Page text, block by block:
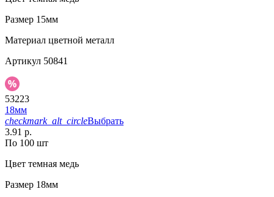
Размер 15мм
Материал цветной металл
Артикул 50841
53223
18мм
checkmark_alt_circleВыбрать
3.91 р.
По 100 шт
Цвет темная медь
Размер 18мм